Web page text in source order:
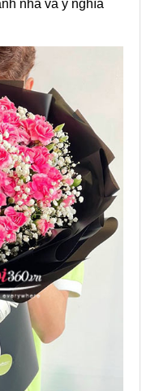
nhã và ý nghĩa